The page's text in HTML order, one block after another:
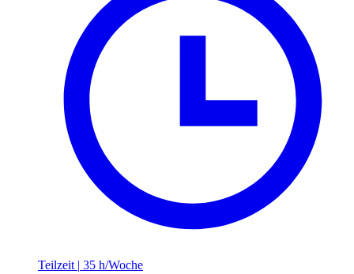
Teilzeit | 35 h/Woche